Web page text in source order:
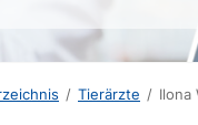
/ Tierärzte / Ilona